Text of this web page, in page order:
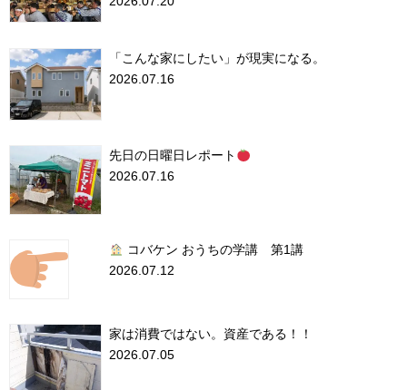
「こんな家にしたい」が現実になる。
2026.07.16
先日の日曜日レポート
2026.07.16
コバケン おうちの学講 第1講
2026.07.12
家は消費ではない。資産である！！
2026.07.05